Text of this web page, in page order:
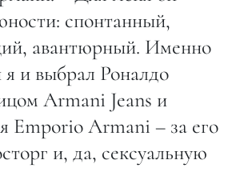
спонтанный,
авантюрный. Именно
я и выбрал Роналдо
Armani Jeans и
Emporio Armani – за его
и, да, сексуальную